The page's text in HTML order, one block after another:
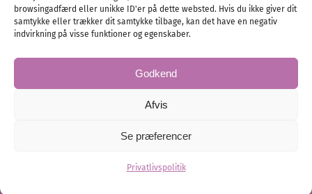
browsingadfærd eller unikke ID'er på dette websted. Hvis du ikke giver dit
samtykke eller trækker dit samtykke tilbage, kan det have en negativ
indvirkning på visse funktioner og egenskaber.
Godkend
Afvis
Se præferencer
Privatlivspolitik
E-post:info@nordicbridalmedia.com
Nordic Bridal Media
Administration